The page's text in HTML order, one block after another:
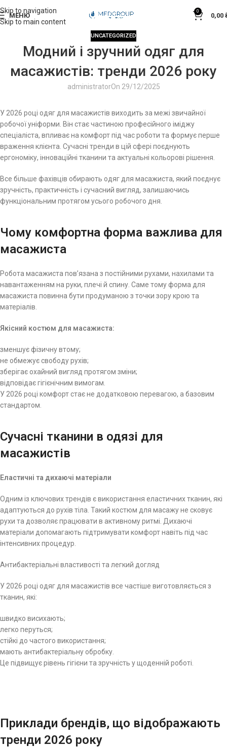
Skip to navigation
Skip to main content
МЕНЮ
0
0,00
UNCATEGORIZED
Модний і зручний одяг для
масажистів: тренди 2026 року
administratorOn 29/12/2025
У 2026 році одяг для масажистів виходить за межі звичайної
робочої уніформи. Він стає частиною професійного іміджу
спеціаліста, впливає на комфорт під час роботи та формує перше
враження клієнта. Сучасні тренди в цій сфері поєднують
ергономіку, інноваційні тканини та актуальні кольорові рішення.
Все більше фахівців обирають одяг для масажиста, який поєднує
зручність, практичність і сучасний вигляд, залишаючись
функціональним протягом усього робочого дня.
Чому комфортна форма важлива для
масажиста
Робота масажиста пов’язана з постійними рухами, нахилами та
навантаженням на руки, плечі й спину. Саме тому форма для
масажиста повинна бути продуманою з точки зору крою та
матеріалів.
Якісний костюм для масажиста:
зменшує фізичну втому;
не обмежує свободу рухів;
зберігає охайний вигляд протягом зміни;
відповідає гігієнічним вимогам.
У 2026 році комфорт стає не додатковою перевагою, а базовим
стандартом.
Сучасні тканини в одязі для
масажистів
Еластичні та дихаючі матеріали
Одним із ключових трендів є використання еластичних тканин, які
адаптуються до рухів тіла. Такий костюм для масажу не сковує
рухи та дозволяє працювати в активному ритмі. Дихаючі
матеріали допомагають підтримувати комфорт навіть під час
інтенсивних процедур.
Антибактеріальні властивості та легкий догляд
У 2026 році одяг для масажистів все частіше виготовляється з
тканин, які:
швидко висихають;
легко перуться;
стійкі до частого використання;
мають антибактеріальну обробку.
Це підвищує рівень гігієни та зручність у щоденній роботі.
Приклади брендів, що відображають
тренди 2026 року